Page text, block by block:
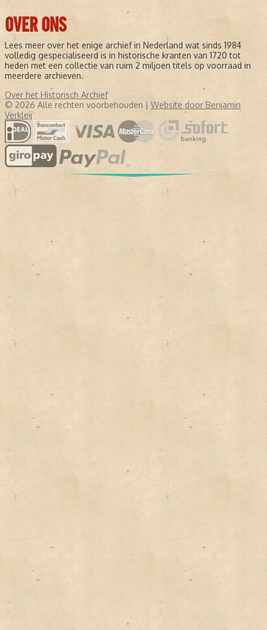
OVER ONS
Lees meer over het enige archief in Nederland wat sinds 1984
volledig gespecialiseerd is in historische kranten van 1720 tot
heden met een collectie van ruim 2 miljoen titels op voorraad in
meerdere archieven.
Over het Historisch Archief
© 2026 Alle rechten voorbehouden | Website door Benjamin
Verkleij